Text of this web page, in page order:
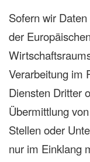
Sofern wir
der
Verarbeitung im
Diensten Dritter
Übermittlung
Stellen oder
nur im Einklang